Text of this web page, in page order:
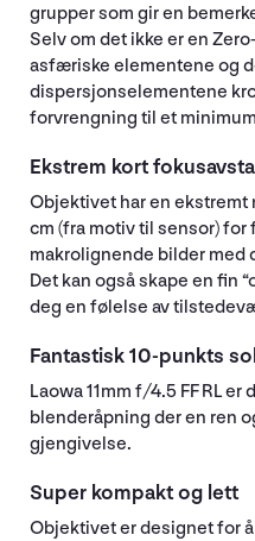
grupper som gir en
Selv om det ikke er en
asfæriske elementene og
dispersjonselementene
forvrengning til et
Ekstrem kort
Objektivet har en ekstremt
cm (fra motiv til sensor) for
makrolignende bilder med
Det kan også skape en fin
deg en følelse av
Fantastisk 10-punkts
Laowa 11mm f/4.5 FF RL
blenderåpning der en ren
gjengivelse.
Super kompakt og lett
Objektivet er designet for